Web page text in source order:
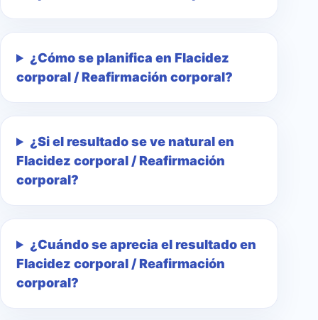
¿Cómo se planifica en Flacidez
corporal / Reafirmación corporal?
¿Si el resultado se ve natural en
Flacidez corporal / Reafirmación
corporal?
¿Cuándo se aprecia el resultado en
Flacidez corporal / Reafirmación
corporal?